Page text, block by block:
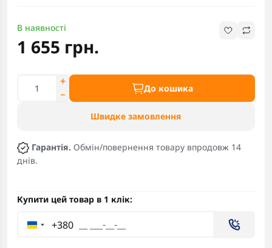
В наявності
1 655 грн.
До кошика
Швидке замовлення
Гарантія. Обмін/повернення товару впродовж 14
днів.
Купити цей товар в 1 клік:
+380